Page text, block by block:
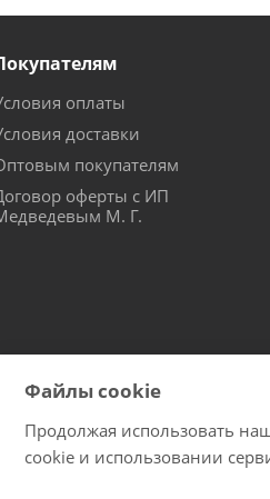
оплаты
доставки
покупателям
оферты с ИП
М. Г.
внедорожного оборудования
ОГРНИП № 307667226300017
Файлы cookie
Продолжая использовать
cookie и использовании